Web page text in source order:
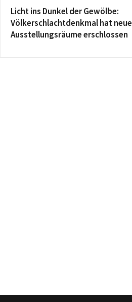
Licht ins Dunkel der Gewölbe:
Völkerschlachtdenkmal hat neue
Ausstellungsräume erschlossen